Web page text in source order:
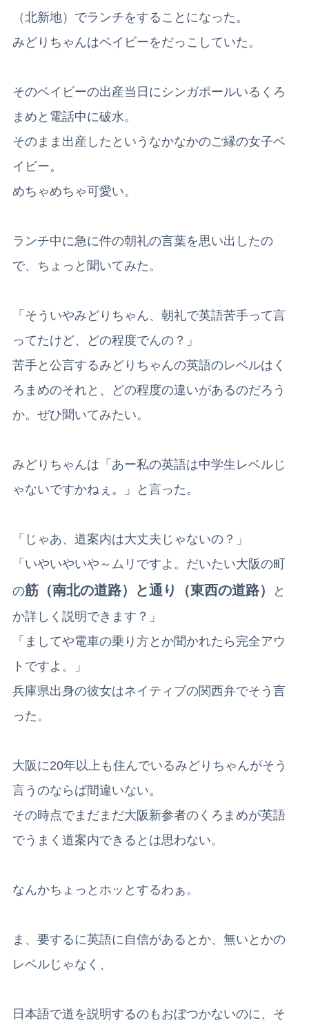
（北新地）でランチをすることになった。
みどりちゃんはベイビーをだっこしていた。
そのベイビーの出産当日にシンガポールいるくろ
まめと電話中に破水。
そのまま出産したというなかなかのご縁の女子ベ
イビー。
めちゃめちゃ可愛い。
ランチ中に急に件の朝礼の言葉を思い出したの
で、ちょっと聞いてみた。
「そういやみどりちゃん、朝礼で英語苦手って言
ってたけど、どの程度でんの？」
苦手と公言するみどりちゃんの英語のレベルはく
ろまめのそれと、どの程度の違いがあるのだろう
か。ぜひ聞いてみたい。
みどりちゃんは「あー私の英語は中学生レベルじ
ゃないですかねぇ。」と言った。
「じゃあ、道案内は大丈夫じゃないの？」
「いやいやいや～ムリですよ。だいたい大阪の町
の筋（南北の道路）と通り（東西の道路）
と
か詳しく説明できます？」
「ましてや電車の乗り方とか聞かれたら完全アウ
トですよ。」
兵庫県出身の彼女はネイティブの関西弁でそう言
った。
大阪に20年以上も住んでいるみどりちゃんがそう
言うのならば間違いない。
その時点でまだまだ大阪新参者のくろまめが英語
でうまく道案内できるとは思わない。
なんかちょっとホッとするわぁ。
ま、要するに英語に自信があるとか、無いとかの
レベルじゃなく、
日本語で道を説明するのもおぼつかないのに、そ